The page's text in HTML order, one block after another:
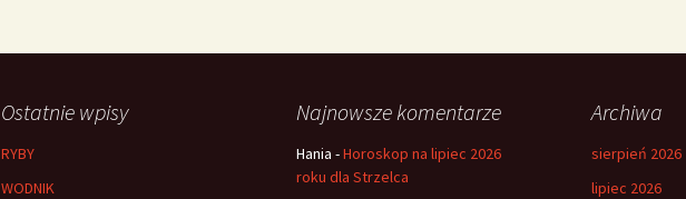
Ostatnie wpisy
RYBY
WODNIK
Najnowsze komentarze
Hania -Horoskop na lipiec 2026
roku dla Strzelca
Archiwa
sierpień 2026
lipiec 2026